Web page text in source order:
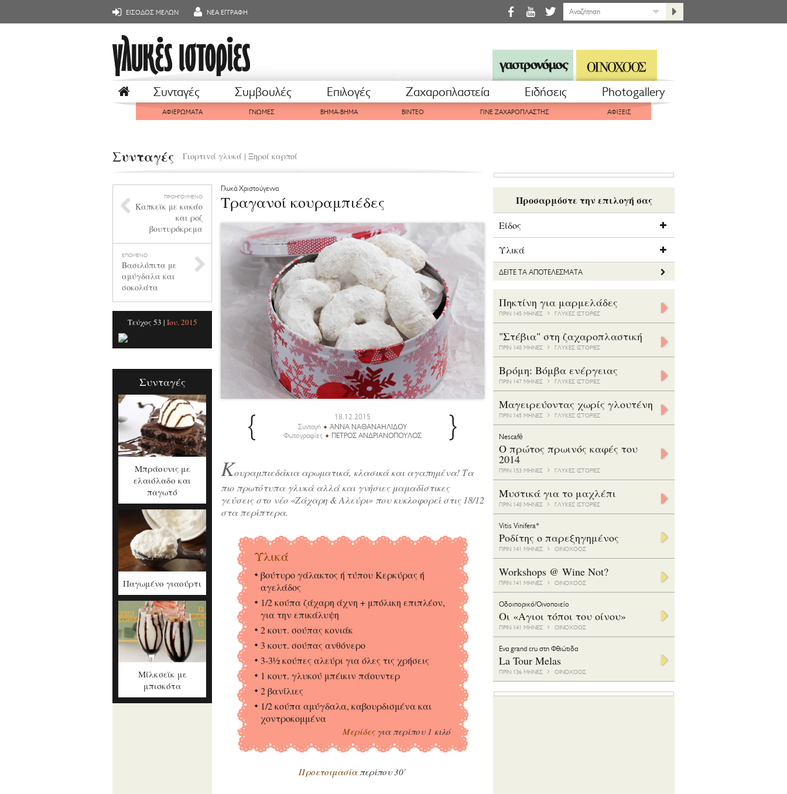
ΕΙΣΟΔΟΣ ΜΕΛΩΝ ΝΕΑ ΕΓΓΡΑΦΗ
Συνταγές Συμβουλές Επιλογές Ζαχαροπλαστεία Eιδήσεις Photogallery
ΑΦΙΕΡΩΜΑΤΑ ΓΝΩΜΕΣ ΒΗΜΑ-ΒΗΜΑ ΒΙΝΤΕΟ ΓΙΝΕ ΖΑΧΑΡΟΠΛΑΣΤΗΣ ΑΦΙΞΕΙΣ
Συνταγές Γιορτινά γλυκά | Ξηροί καρποί
ΠΡΟΗΓΟΥΜΕΝΟ
Καπκεϊκ με κακάο
και ροζ
βουτυρόκρεμα
ΕΠΟΜΕΝΟ
Βασιλόπιτα με
αμύγδαλα και
σοκολάτα
Τεύχος 53 | Ιου. 2015
Συνταγές
Μπράουνις με
ελαιόλαδο και
παγωτό
Παγωμένο γιαούρτι
Μίλκσεϊκ με
μπισκότα
Γλυκά Χριστούγεννα
Τραγανοί κουραμπιέδες
{ 18.12.2015
Συνταγή
ΆΝΝΑ ΝΑΘΑΝΑΗΛΙΔΟΥ
Φωτογραφίες
ΠΕΤΡΟΣ ΑΝΔΡΙΑΝΟΠΟΥΛΟΣ }
Κουραμπιεδάκια αρωματικά, κλασικά και αγαπημένα! Τα
πιο πρωτότυπα γλυκά αλλά και γνήσιες μαμαδίστικες
γεύσεις στο νέο «Ζάχαρη & Αλεύρι» που κυκλοφορεί στις 18/12
στα περίπτερα.
Υλικά
βούτυρο γάλακτος ή τύπου Κερκύρας ή
αγελάδος
1/2 κούπα ζάχαρη άχνη + μπόλικη επιπλέον,
για την επικάλυψη
2 κουτ. σούπας κονιάκ
3 κουτ. σούπας ανθόνερο
3-3½ κούπες αλεύρι για όλες τις χρήσεις
1 κουτ. γλυκού μπέικιν πάουντερ
2 βανίλιες
1/2 κούπα αμύγδαλα, καβουρδισμένα και
χοντροκομμένα
Μερίδεςγια περίπου 1 κιλό
Προετοιμασίαπερίπου 30΄
Προσαρμόστε την επιλογή σας
Είδος
Υλικά
ΔΕΙΤΕ ΤΑ ΑΠΟΤΕΛΕΣΜΑΤΑ
Πηκτίνη για μαρμελάδες
ΠΡΙΝ 145 ΜΗΝΕΣ ΓΛΥΚΕΣ ΙΣΤΟΡΙΕΣ
"Στέβια" στη ζαχαροπλαστική
ΠΡΙΝ 148 ΜΗΝΕΣ ΓΛΥΚΕΣ ΙΣΤΟΡΙΕΣ
Bρόμη: Βόμβα ενέργειας
ΠΡΙΝ 147 ΜΗΝΕΣ ΓΛΥΚΕΣ ΙΣΤΟΡΙΕΣ
Μαγειρεύοντας χωρίς γλουτένη
ΠΡΙΝ 145 ΜΗΝΕΣ ΓΛΥΚΕΣ ΙΣΤΟΡΙΕΣ
Nescafé
Ο πρώτος πρωινός καφές του
2014
ΠΡΙΝ 153 ΜΗΝΕΣ ΓΛΥΚΕΣ ΙΣΤΟΡΙΕΣ
Μυστικά για το μαχλέπι
ΠΡΙΝ 148 ΜΗΝΕΣ ΓΛΥΚΕΣ ΙΣΤΟΡΙΕΣ
Vitis Vinifera*
Ροδίτης ο παρεξηγημένος
ΠΡΙΝ 141 ΜΗΝΕΣ ΟΙΝΟΧΟΟΣ
Workshops @ Wine Not?
ΠΡΙΝ 141 ΜΗΝΕΣ ΟΙΝΟΧΟΟΣ
Οδοιπορικό/Οινοποιείο
Οι «Αγιοι τόποι του οίνου»
ΠΡΙΝ 141 ΜΗΝΕΣ ΟΙΝΟΧΟΟΣ
Eνα grand cru στη Φθιώτιδα
La Tour Melas
ΠΡΙΝ 136 ΜΗΝΕΣ ΟΙΝΟΧΟΟΣ